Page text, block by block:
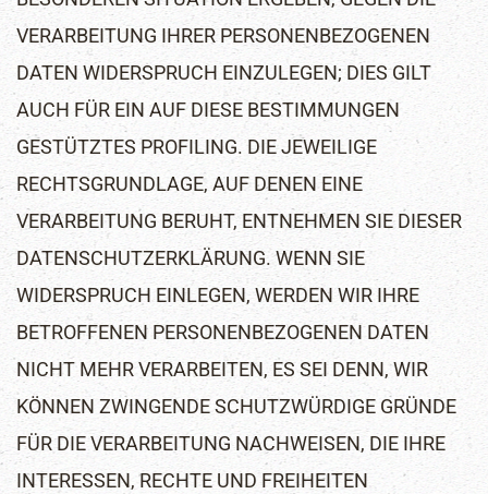
VERARBEITUNG IHRER PERSONENBEZOGENEN
DATEN WIDERSPRUCH EINZULEGEN; DIES GILT
AUCH FÜR EIN AUF DIESE BESTIMMUNGEN
GESTÜTZTES PROFILING. DIE JEWEILIGE
RECHTSGRUNDLAGE, AUF DENEN EINE
VERARBEITUNG BERUHT, ENTNEHMEN SIE DIESER
DATENSCHUTZERKLÄRUNG. WENN SIE
WIDERSPRUCH EINLEGEN, WERDEN WIR IHRE
BETROFFENEN PERSONENBEZOGENEN DATEN
NICHT MEHR VERARBEITEN, ES SEI DENN, WIR
KÖNNEN ZWINGENDE SCHUTZWÜRDIGE GRÜNDE
FÜR DIE VERARBEITUNG NACHWEISEN, DIE IHRE
INTERESSEN, RECHTE UND FREIHEITEN